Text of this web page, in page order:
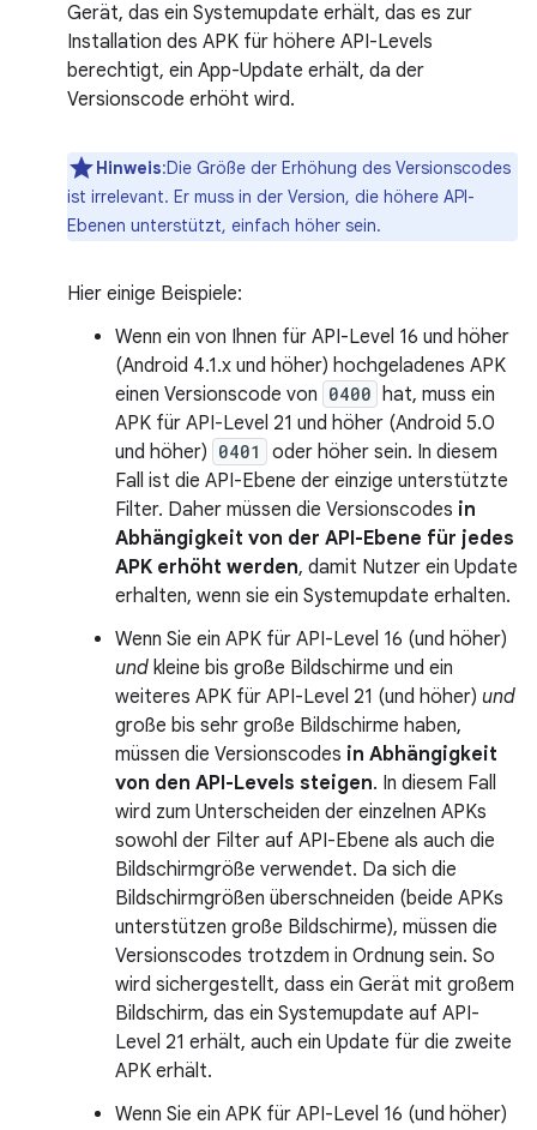
Gerät, das ein Systemupdate erhält, das es zur
Installation des APK für höhere API-Levels
berechtigt, ein App-Update erhält, da der
Versionscode erhöht wird.
Hinweis:Die Größe der Erhöhung des Versionscodes
ist irrelevant. Er muss in der Version, die höhere API-
Ebenen unterstützt, einfach höher sein.
Hier einige Beispiele:
Wenn ein von Ihnen für API-Level 16 und höher
(Android 4.1.x und höher) hochgeladenes APK
einen Versionscode von 0400 hat, muss ein
APK für API-Level 21 und höher (Android 5.0
und höher) 0401
oder höher sein. In diesem
Fall ist die API-Ebene der einzige unterstützte
Filter. Daher müssen die Versionscodes in
Abhängigkeit von der API-Ebene für jedes
APK erhöht werden, damit Nutzer ein Update
erhalten, wenn sie ein Systemupdate erhalten.
Wenn Sie ein APK für API-Level 16 (und höher)
und kleine bis große Bildschirme und ein
weiteres APK für API-Level 21 (und höher) und
große bis sehr große Bildschirme haben,
müssen die Versionscodes in Abhängigkeit
von den API-Levels steigen. In diesem Fall
wird zum Unterscheiden der einzelnen APKs
sowohl der Filter auf API-Ebene als auch die
Bildschirmgröße verwendet. Da sich die
Bildschirmgrößen überschneiden (beide APKs
unterstützen große Bildschirme), müssen die
Versionscodes trotzdem in Ordnung sein. So
wird sichergestellt, dass ein Gerät mit großem
Bildschirm, das ein Systemupdate auf API-
Level 21 erhält, auch ein Update für die zweite
APK erhält.
Wenn Sie ein APK für API-Level 16 (und höher)